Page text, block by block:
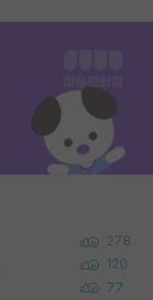
278
120
77